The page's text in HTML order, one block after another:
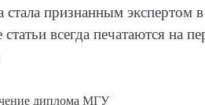
признанным экспертом
всегда печатаются на
диплома МГУ